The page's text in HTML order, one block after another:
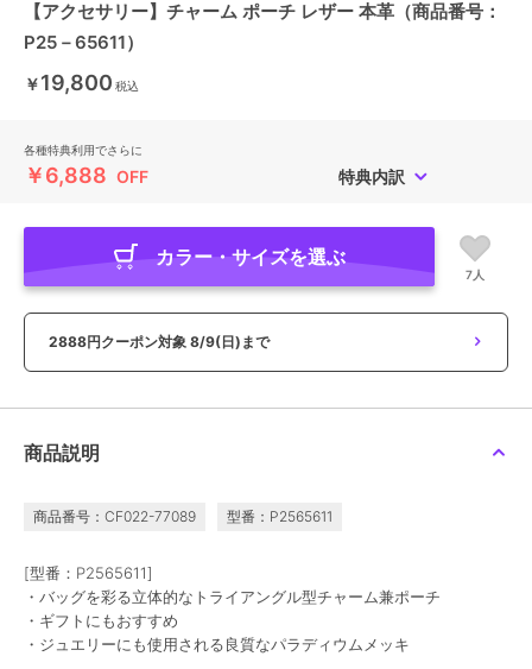
【アクセサリー】チャーム ポーチ レザー 本革（商品番号：
P25－65611）
￥19,800 税込
各種特典利用でさらに
￥6,888 OFF 特典内訳
カラー・サイズを選ぶ
7人
2888円クーポン対象 8/9(日)まで
商品説明
商品番号：CF022-77089 型番：P2565611
[型番：P2565611]
・バッグを彩る立体的なトライアングル型チャーム兼ポーチ
・ギフトにもおすすめ
・ジュエリーにも使用される良質なパラディウムメッキ